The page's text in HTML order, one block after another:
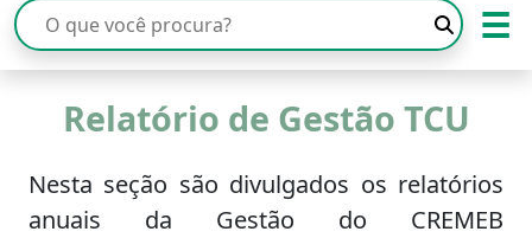
☰
Relatório de Gestão TCU
Nesta seção são divulgados os relatórios
anuais da Gestão do CREMEB